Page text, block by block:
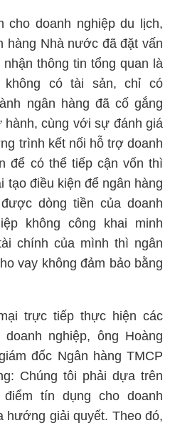
cho doanh nghiệp du lịch,
hàng Nhà nước đã đặt vấn
thông tin tổng quan là
không có tài sản, chỉ có
ngân hàng đã cố gắng
cùng với sự đánh giá
trình kết nối hỗ trợ doanh
để có thể tiếp cận vốn thì
tạo điều kiện để ngân hàng
dòng tiền của doanh
không công khai minh
chính của mình thì ngân
vay không đảm bảo bằng
trực tiếp thực hiện các
nghiệp, ông Hoàng
đốc Ngân hàng TMCP
Chúng tôi phải dựa trên
tín dụng cho doanh
hướng giải quyết. Theo đó,